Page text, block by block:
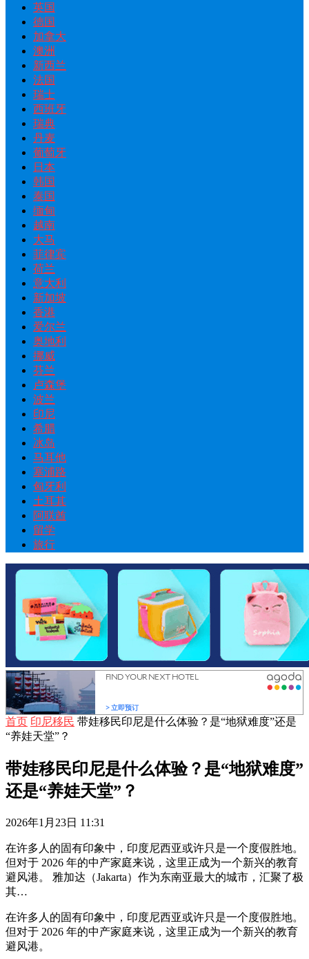
英国
德国
加拿大
澳洲
新西兰
法国
瑞士
西班牙
瑞典
丹麦
葡萄牙
日本
韩国
泰国
缅甸
越南
大马
菲律宾
荷兰
意大利
新加坡
香港
爱尔兰
奥地利
挪威
芬兰
卢森堡
波兰
印尼
希腊
冰岛
马耳他
塞浦路
匈牙利
土耳其
阿联酋
留学
旅行
首页 印尼移民 带娃移民印尼是什么体验？是“地狱难度”还是
“养娃天堂”？
带娃移民印尼是什么体验？是“地狱难度”
还是“养娃天堂”？
2026年1月23日 11:31
在许多人的固有印象中，印度尼西亚或许只是一个度假胜地。
但对于 2026 年的中产家庭来说，这里正成为一个新兴的教育
避风港。 雅加达（Jakarta）作为东南亚最大的城市，汇聚了极
其…
在许多人的固有印象中，印度尼西亚或许只是一个度假胜地。
但对于 2026 年的中产家庭来说，这里正成为一个新兴的教育
避风港。